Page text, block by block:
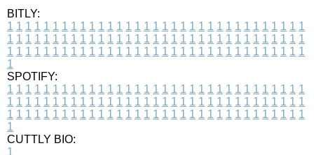
BITLY:
1 1 1 1 1 1 1 1 1 1 1 1 1 1 1 1 1 1 1 1 1 1 1 1 1 1 1 1 1 1 1 1 1
1 1 1 1 1 1 1 1 1 1 1 1 1 1 1 1 1 1 1 1 1 1 1 1 1 1 1 1 1 1 1 1 1
1 1 1 1 1 1 1 1 1 1 1 1 1 1 1 1 1 1 1 1 1 1 1 1 1 1 1 1 1 1 1 1 1
1
SPOTIFY:
1 1 1 1 1 1 1 1 1 1 1 1 1 1 1 1 1 1 1 1 1 1 1 1 1 1 1 1 1 1 1 1 1
1 1 1 1 1 1 1 1 1 1 1 1 1 1 1 1 1 1 1 1 1 1 1 1 1 1 1 1 1 1 1 1 1
1 1 1 1 1 1 1 1 1 1 1 1 1 1 1 1 1 1 1 1 1 1 1 1 1 1 1 1 1 1 1 1 1
1
CUTTLY BIO:
1